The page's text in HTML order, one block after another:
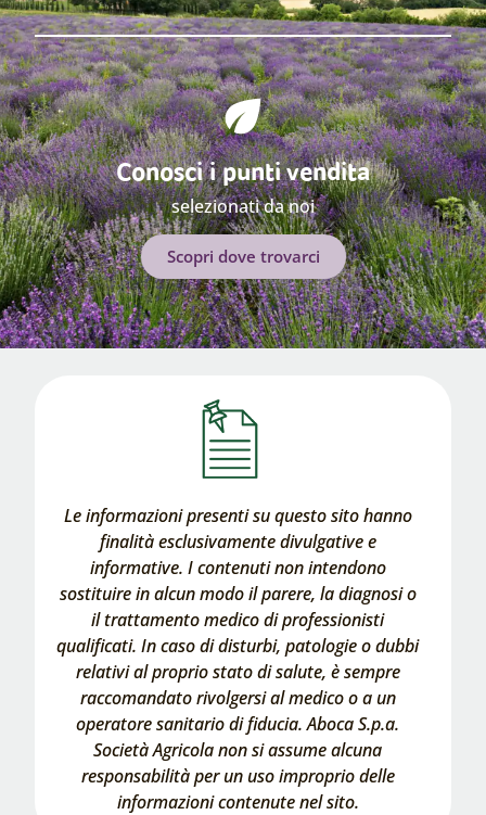
Conosci i punti vendita
selezionati da noi
Scopri dove trovarci
Le informazioni presenti su questo sito hanno
finalità esclusivamente divulgative e
informative. I contenuti non intendono
sostituire in alcun modo il parere, la diagnosi o
il trattamento medico di professionisti
qualificati. In caso di disturbi, patologie o dubbi
relativi al proprio stato di salute, è sempre
raccomandato rivolgersi al medico o a un
operatore sanitario di fiducia. Aboca S.p.a.
Società Agricola non si assume alcuna
responsabilità per un uso improprio delle
informazioni contenute nel sito.